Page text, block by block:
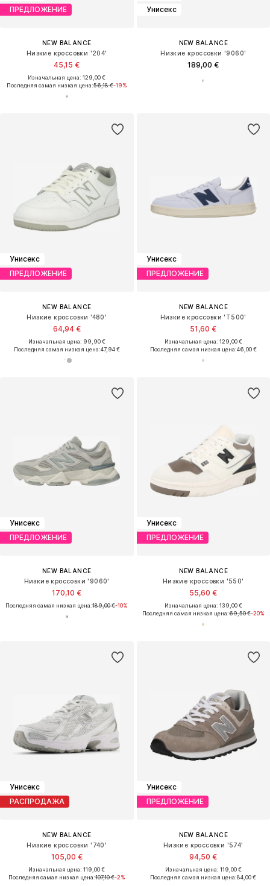
ПРЕДЛОЖЕНИЕ
NEW BALANCE
Низкие кроссовки '204'
45,15 €
Изначальная цена: 129,00 €
Последняя самая низкая цена:56,18 €-19%
Унисекс
NEW BALANCE
Низкие кроссовки '9060'
189,00 €
Унисекс
ПРЕДЛОЖЕНИЕ
NEW BALANCE
Низкие кроссовки '480'
64,94 €
Изначальная цена: 99,90 €
Последняя самая низкая цена:47,94 €
Унисекс
ПРЕДЛОЖЕНИЕ
NEW BALANCE
Низкие кроссовки 'T500'
51,60 €
Изначальная цена: 129,00 €
Последняя самая низкая цена:46,00 €
Унисекс
ПРЕДЛОЖЕНИЕ
NEW BALANCE
Низкие кроссовки '9060'
170,10 €
Последняя самая низкая цена:189,00 €-10%
Унисекс
ПРЕДЛОЖЕНИЕ
NEW BALANCE
Низкие кроссовки '550'
55,60 €
Изначальная цена: 139,00 €
Последняя самая низкая цена:69,50 €-20%
Унисекс
РАСПРОДАЖА
NEW BALANCE
Низкие кроссовки '740'
105,00 €
Изначальная цена: 119,00 €
Последняя самая низкая цена:107,10 €-2%
Унисекс
ПРЕДЛОЖЕНИЕ
NEW BALANCE
Низкие кроссовки '574'
94,50 €
Изначальная цена: 119,00 €
Последняя самая низкая цена:84,00 €